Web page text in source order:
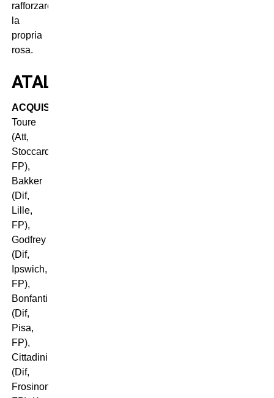
rafforzare
la
propria
rosa.
ATALANTA
ACQUISTI
Toure
(Att,
Stoccarda,
FP),
Bakker
(Dif,
Lille,
FP),
Godfrey
(Dif,
Ipswich,
FP),
Bonfanti
(Dif,
Pisa,
FP),
Cittadini
(Dif,
Frosinone,